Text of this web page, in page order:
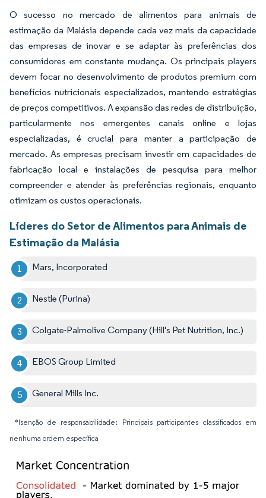
O sucesso no mercado de alimentos para animais de
estimação da Malásia depende cada vez mais da capacidade
das empresas de inovar e se adaptar às preferências dos
consumidores em constante mudança. Os principais players
devem focar no desenvolvimento de produtos premium com
benefícios nutricionais especializados, mantendo estratégias
de preços competitivos. A expansão das redes de distribuição,
particularmente nos emergentes canais online e lojas
especializadas, é crucial para manter a participação de
mercado. As empresas precisam investir em capacidades de
fabricação local e instalações de pesquisa para melhor
compreender e atender às preferências regionais, enquanto
otimizam os custos operacionais.
Líderes do Setor de Alimentos para Animais de
Estimação da Malásia
Mars, Incorporated
Nestle (Purina)
Colgate-Palmolive Company (Hill's Pet Nutrition, Inc.)
EBOS Group Limited
General Mills Inc.
*Isenção de responsabilidade: Principais participantes classificados em
nenhuma ordem específica